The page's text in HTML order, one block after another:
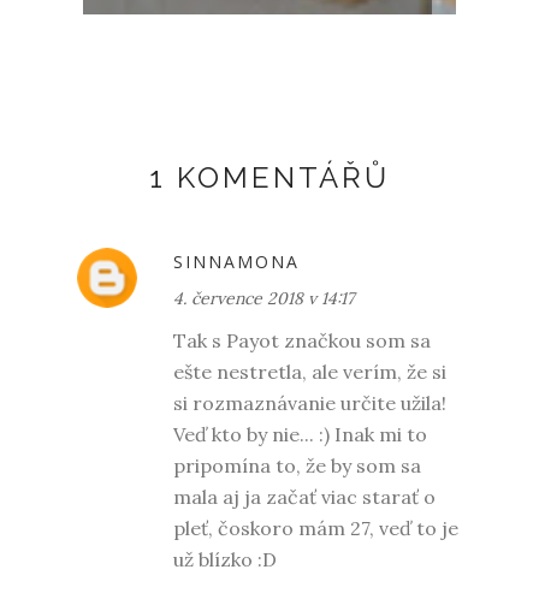
1 KOMENTÁŘŮ
SINNAMONA
4. července 2018 v 14:17
Tak s Payot značkou som sa
ešte nestretla, ale verím, že si
si rozmaznávanie určite užila!
Veď kto by nie... :) Inak mi to
pripomína to, že by som sa
mala aj ja začať viac starať o
pleť, čoskoro mám 27, veď to je
už blízko :D